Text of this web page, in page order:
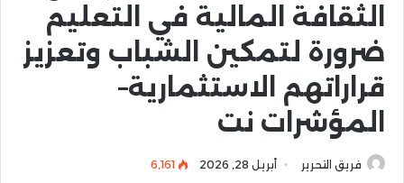
الثقافة المالية في التعليم
ضرورة لتمكين الشباب وتعزيز
قراراتهم الاستثمارية–
المؤشرات نت
فريق التحرير أبريل 28, 2026 6٬161